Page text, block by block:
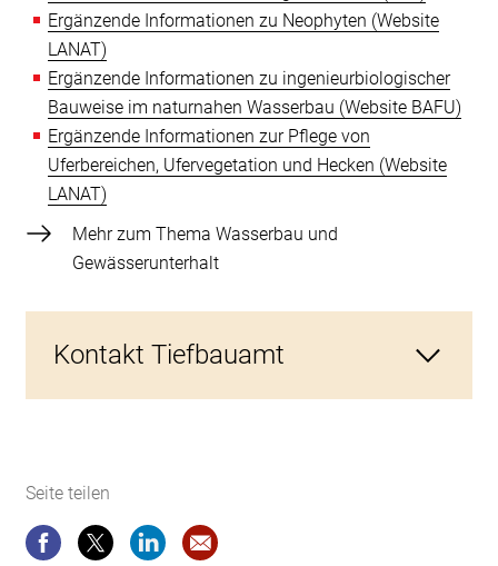
Ergänzende Informationen zu Neophyten (Website
LANAT)
Ergänzende Informationen zu ingenieurbiologischer
Bauweise im naturnahen Wasserbau (Website BAFU)
Ergänzende Informationen zur Pflege von
Uferbereichen, Ufervegetation und Hecken (Website
LANAT)
Mehr zum Thema Wasserbau und
Gewässerunterhalt
Kontakt Tiefbauamt
Tiefbauamt
3013 Bern
Tel. +41 31 633 35 11
Seite teilen
Seite teilenSeite teilenSeite teilenWebsite-Empfehlung: Hilfsmittel